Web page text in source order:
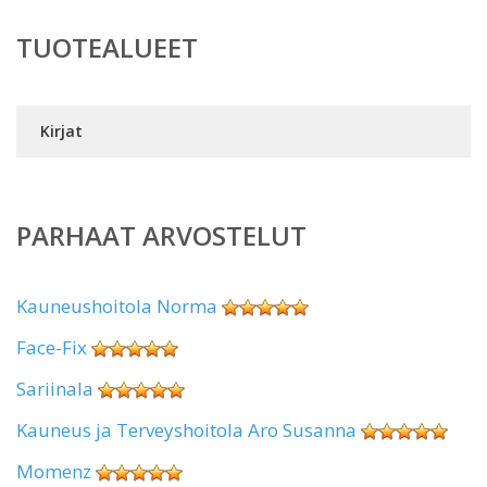
TUOTEALUEET
Kirjat
PARHAAT ARVOSTELUT
Kauneushoitola Norma
Face-Fix
Sariinala
Kauneus ja Terveyshoitola Aro Susanna
Momenz